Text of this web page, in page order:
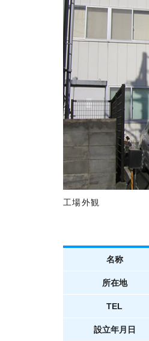
工場外観
名称
所在地
TEL
設立年月日